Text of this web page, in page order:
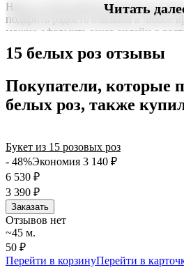
Наша служба работает
подарить радость близким в любое
можно оформить заказ онлайн с
по всей территории РФ.
минут или день в день в удобный
вручить подарок ко времени, наш
точность до минуты. Выбирайте, где
Читать
15 белых роз отзывы
Покупатели, которые
белых роз, также
Букет из 15 розовых роз
- 48%Экономия 3 140 ₽
6 530 ₽
3 390 ₽
Заказать
Отзывов нет
~45 м.
50 ₽
Перейти в корзинуПерейти в